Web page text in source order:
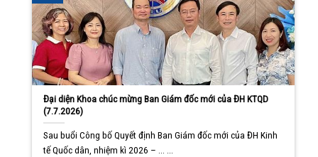
Đại diện Khoa chúc mừng Ban Giám đốc mới của ĐH KTQD
(7.7.2026)
Sau buổi Công bố Quyết định Ban Giám đốc mới của ĐH Kinh
tế Quốc dân, nhiệm kì 2026 – ... ...